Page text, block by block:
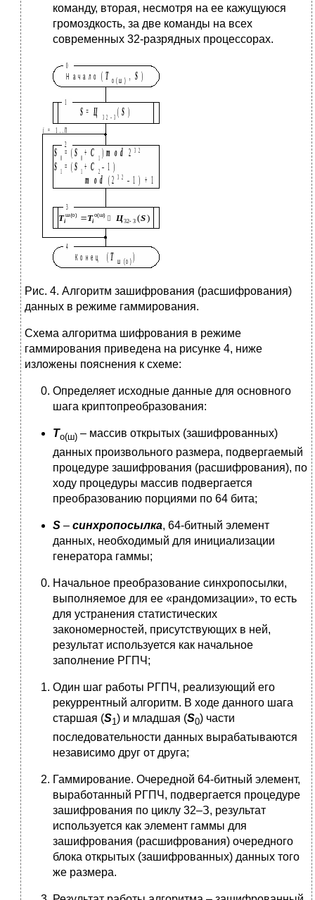
команду, вторая, несмотря на ее кажущуюся
громоздкость, за две команды на всех
современных 32-разрядных процессорах.
Рис. 4. Алгоритм зашифрования (расшифрования)
данных в режиме гаммирования.
Схема алгоритма шифрования в режиме
гаммирования приведена на рисунке 4, ниже
изложены пояснения к схеме:
Определяет исходные данные для основного
шага криптопреобразования:
Tо(ш) – массив открытых (зашифрованных)
данных произвольного размера, подвергаемый
процедуре зашифрования (расшифрования), по
ходу процедуры массив подвергается
преобразованию порциями по 64 бита;
S – синхропосылка, 64-битный элемент
данных, необходимый для инициализации
генератора гаммы;
Начальное преобразование синхропосылки,
выполняемое для ее «рандомизации», то есть
для устранения статистических
закономерностей, присутствующих в ней,
результат используется как начальное
заполнение РГПЧ;
Один шаг работы РГПЧ, реализующий его
рекуррентный алгоритм. В ходе данного шага
старшая (S1) и младшая (S0) части
последовательности данных вырабатываются
независимо друг от друга;
Гаммирование. Очередной 64-битный элемент,
выработанный РГПЧ, подвергается процедуре
зашифрования по циклу 32–З, результат
используется как элемент гаммы для
зашифрования (расшифрования) очередного
блока открытых (зашифрованных) данных того
же размера.